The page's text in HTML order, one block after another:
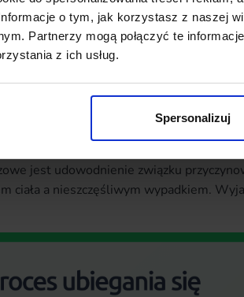
o tym, jak korzystasz z naszej
Partnerzy mogą połączyć te
z ich usług.
Spersonalizuj
organizmu będzie jednak skutkowało
są tu warunki podpisanej przez
jest udowodnienie związku
ciała a nieszczęśliwym wypadkiem.